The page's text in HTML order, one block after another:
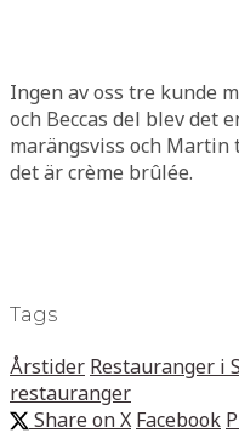
Ingen av oss tre kunde
och Beccas del blev det
marängsviss och Martin
det är crème brûlée.
Tags
Årstider Restauranger i
restauranger
Share on X Facebook